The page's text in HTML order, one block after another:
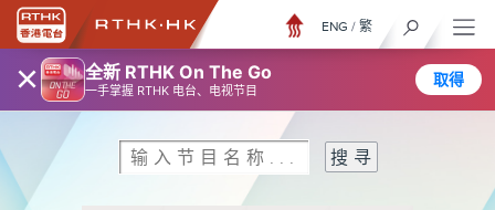
× 全新 RTHK On The Go
一手掌握 RTHK 电台、电视节目
取得
ENG / 繁